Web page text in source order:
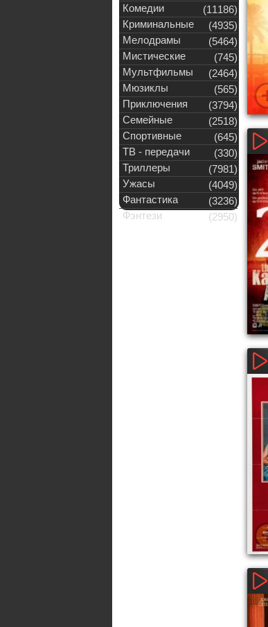
Комедии
(11186)
Криминальные
(4935)
Мелодрамы
(5464)
Мистические
(745)
Мультфильмы
(2464)
Мюзиклы
(565)
Приключения
(3794)
Семейные
(2518)
Спортивные
(645)
ТВ - передачи
(330)
Триллеры
(7981)
Ужасы
(4049)
Фантастика
(3236)
Фэнтези
(2950)